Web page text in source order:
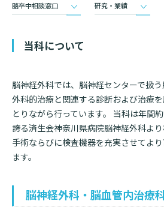
当院のご紹介
当院のご紹介トップ
基本情報
院長あいさつ
幹部紹介
倫理に関する事
ご来院される方へトップ
外来について
初診の方へ
セカンドオピニオンのご案内
診療科・センター・部門
医療機関・医療者の方へ
医療連携センターについて
脳卒中相談窓口 研究・業績
当科について
脳神経外科では、脳神経センターで扱う
外科的治療と関連する診断および治療
とりながら行っています。 当科は年間
誇る済生会神奈川県病院脳神経外科よ
手術ならびに検査機器を充実させてよ
ます。
脳神経外科・脳血管内治療